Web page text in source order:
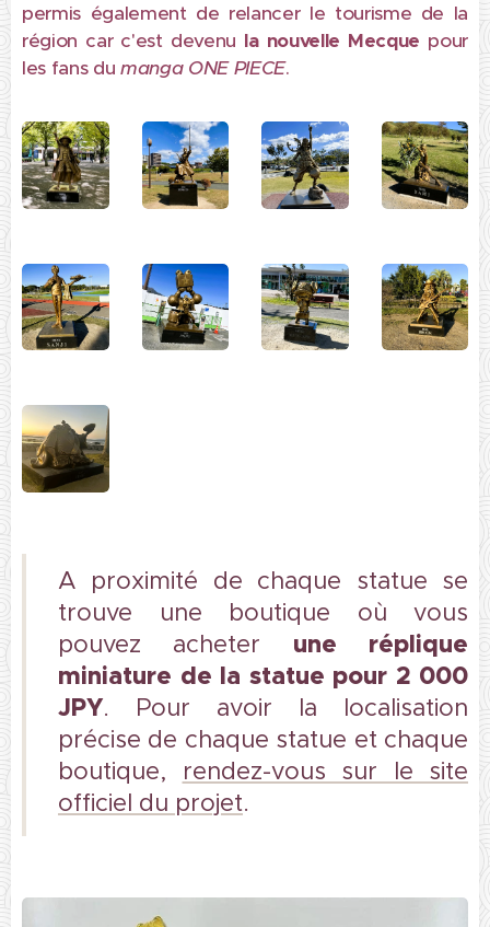
permis également de relancer le tourisme de la
région car c'est devenu la nouvelle Mecque pour
les fans dumanga ONE PIECE.
A proximité de chaque statue se
trouve une boutique où vous
pouvez acheter une réplique
miniature de la statue pour 2 000
JPY. Pour avoir la localisation
précise de chaque statue et chaque
boutique, rendez-vous sur le site
officiel du projet.